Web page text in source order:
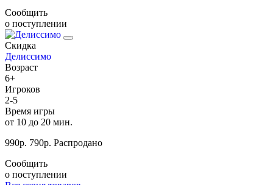
Сообщить
о поступлении
Скидка
Делиссимо
Возраст
6+
Игроков
2-5
Время игры
от 10 до 20 мин.
990р. 790р. Распродано
Сообщить
о поступлении